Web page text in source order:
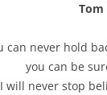
Tom
can never hold
you can be
I will never stop